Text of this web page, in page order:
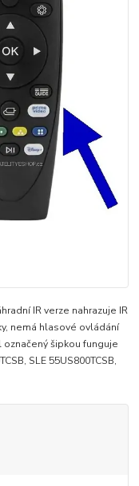
IR verze nahrazuje IR
nemá hlasové ovládání
šipkou funguje
SLE 55US800TCSB,